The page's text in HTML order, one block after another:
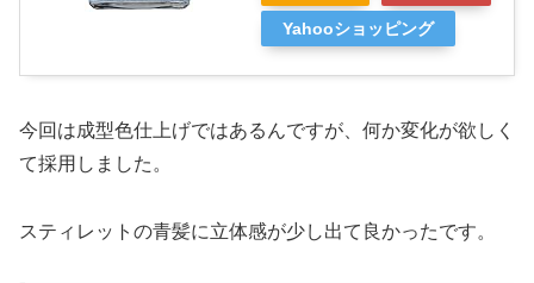
Yahooショッピング
今回は成型色仕上げではあるんですが、何か変化が欲しく
て採用しました。
スティレットの青髪に立体感が少し出て良かったです。